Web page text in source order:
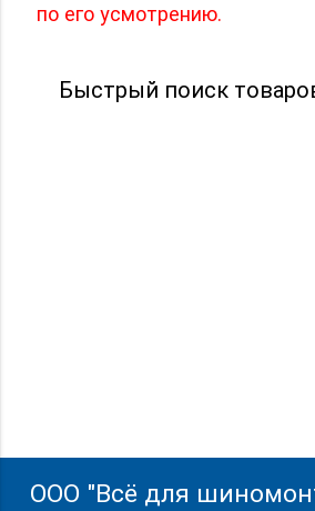
по его усмотрению.
ООО "Всё для